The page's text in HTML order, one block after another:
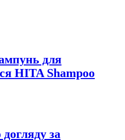
для
HITA Shampoo
за